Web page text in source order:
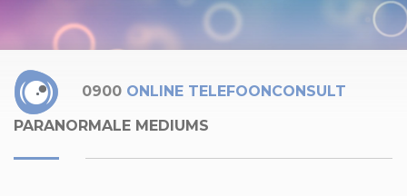
0900 ONLINE TELEFOONCONSULT
PARANORMALE MEDIUMS